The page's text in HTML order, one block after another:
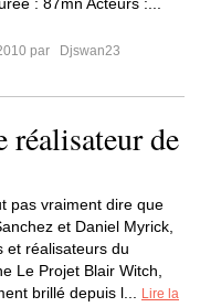
par
Djswan23
réalisateur de
pas vraiment dire que
et Daniel Myrick,
et réalisateurs du
Le Projet Blair Witch,
brillé depuis l...
Lire la